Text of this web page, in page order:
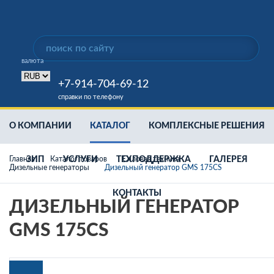
валюта
+7-914-704-69-12
справки по телефону
О КОМПАНИИ КАТАЛОГ
Дизельные генераторы
КОМПЛЕКСНЫЕ РЕШЕНИЯ
ЗИП УСЛУГИ ТЕХПОДДЕРЖКА ГАЛЕРЕЯ
КОНТАКТЫ
Главная Каталог товаров
Силовая техника
Дизельные генераторы
Дизельный генератор GMS 175CS
ДИЗЕЛЬНЫЙ ГЕНЕРАТОР
GMS 175CS